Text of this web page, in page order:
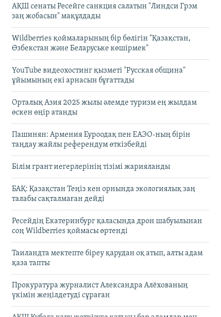
АҚШ сенаты Ресейге санкция салатын "Линдси Грэм
заң жобасын" мақұлдады
Wildberries қоймаларының бір бөлігін "Қазақстан,
Өзбекстан және Беларуське көшірмек"
YouTube видеохостинг қызметі "Русская община"
ұйымының екі арнасын бұғаттады
Орталық Азия 2025 жылы әлемде туризм ең жылдам
өскен өңір атанды
Пашинян: Армения Еуроодақ пен ЕАЭО-ның бірін
таңдау жайлы референдум өткізбейді
Білім грант иегерлерінің тізімі жарияланды
БАҚ: Қазақстан Теңіз кен орнында экологиялық заң
талабы сақталмаған дейді
Ресейдің Екатеринбург қаласында дрон шабуылынан
соң Wildberries қоймасы өртенді
Таиландта мектепте біреу қарудан оқ атып, алты адам
қаза тапты
Прокуратура журналист Александра Алёхованың
үкімін жеңілдетуді сұраған